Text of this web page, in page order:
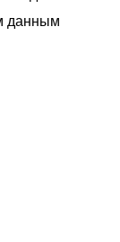
данным